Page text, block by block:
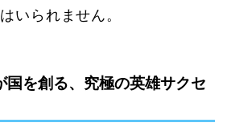
いられません。
国を創る、究極の英雄サクセ